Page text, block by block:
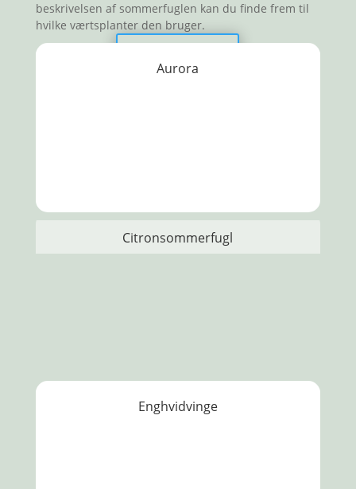
beskrivelsen af sommerfuglen kan du finde frem til
hvilke værtsplanter den bruger.
Aurora
Citronsommerfugl
Enghvidvinge